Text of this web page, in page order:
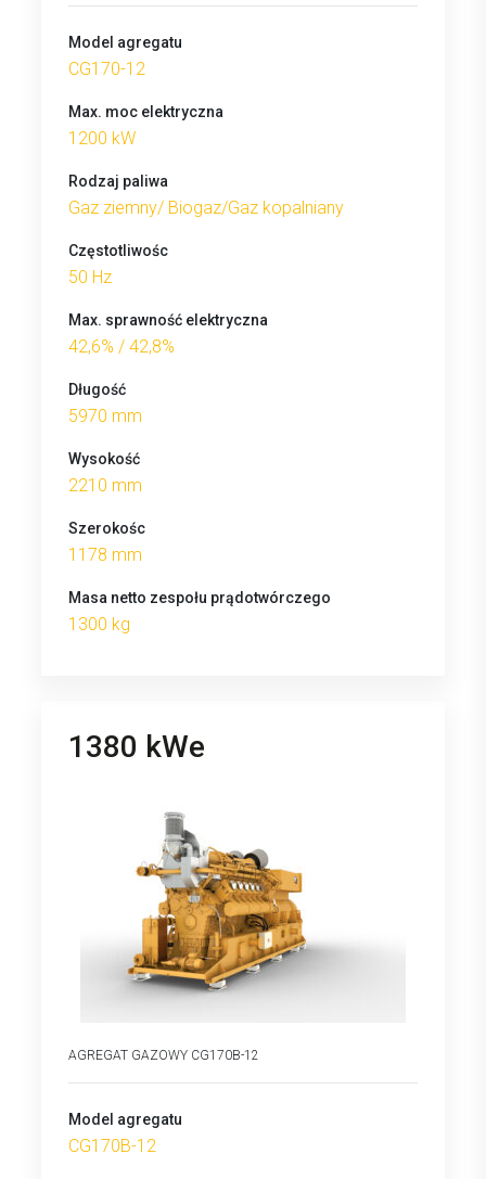
Model agregatu
CG170-12
Max. moc elektryczna
1200 kW
Rodzaj paliwa
Gaz ziemny/ Biogaz/Gaz kopalniany
Częstotliwośc
50 Hz
Max. sprawność elektryczna
42,6% / 42,8%
Długość
5970 mm
Wysokość
2210 mm
Szerokośc
1178 mm
Masa netto zespołu prądotwórczego
1300 kg
1380 kWe
AGREGAT GAZOWY CG170B-12
Model agregatu
CG170B-12